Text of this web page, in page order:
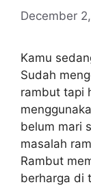
December
Kamu
Sudah
rambut tapi
belum mari
masalah
Rambut
berharga di